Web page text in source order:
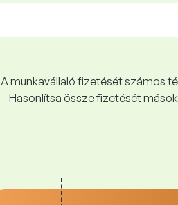
A munkavállaló fizetését számos
Hasonlítsa össze fizetését